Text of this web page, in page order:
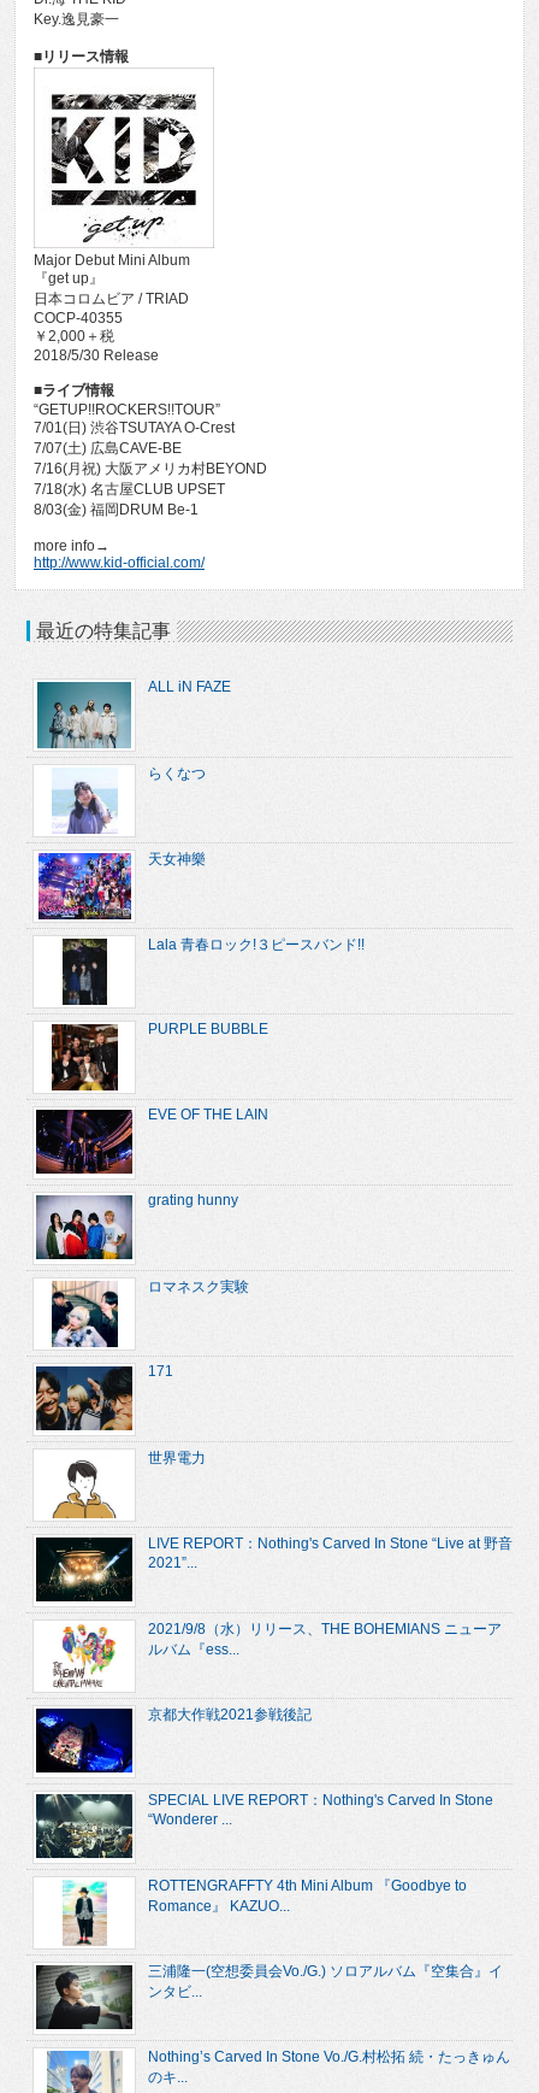
Key.逸見豪一
■リリース情報
Major Debut Mini Album
『get up』
日本コロムビア / TRIAD
COCP-40355
￥2,000＋税
2018/5/30 Release
■ライブ情報
“GETUP!!ROCKERS!!TOUR”
7/01(日) 渋谷TSUTAYA O-Crest
7/07(土) 広島CAVE-BE
7/16(月祝) 大阪アメリカ村BEYOND
7/18(水) 名古屋CLUB UPSET
8/03(金) 福岡DRUM Be-1
more info→
http://www.kid-official.com/
最近の特集記事
ALL iN FAZE
らくなつ
天女神樂
Lala 青春ロック!３ピースバンド!!
PURPLE BUBBLE
EVE OF THE LAIN
grating hunny
ロマネスク実験
171
世界電力
LIVE REPORT：Nothing's Carved In Stone “Live at 野音
2021”...
2021/9/8（水）リリース、THE BOHEMIANS ニューア
ルバム『ess...
京都大作戦2021参戦後記
SPECIAL LIVE REPORT：Nothing's Carved In Stone
“Wonderer ...
ROTTENGRAFFTY 4th Mini Album 『Goodbye to
Romance』 KAZUO...
三浦隆一(空想委員会Vo./G.) ソロアルバム『空集合』イ
ンタビ...
Nothing’s Carved In Stone Vo./G.村松拓 続・たっきゅん
のキ...